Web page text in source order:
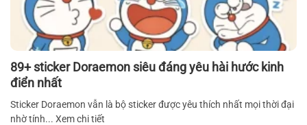
89+ sticker Doraemon siêu đáng yêu hài hước kinh
điển nhất
Sticker Doraemon vẫn là bộ sticker được yêu thích nhất mọi thời đại
nhờ tính... Xem chi tiết